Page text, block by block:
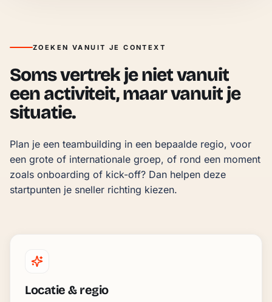
ZOEKEN VANUIT JE CONTEXT
Soms vertrek je niet vanuit
een activiteit, maar vanuit je
situatie.
Plan je een teambuilding in een bepaalde regio, voor
een grote of internationale groep, of rond een moment
zoals onboarding of kick-off? Dan helpen deze
startpunten je sneller richting kiezen.
Locatie & regio